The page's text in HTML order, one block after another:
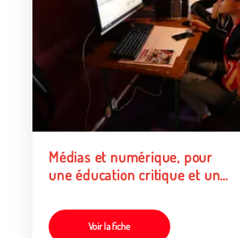
Médias et numérique, pour
une éducation critique et un
Voir la fiche